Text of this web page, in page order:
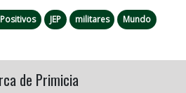
JEP militares
Mundo
de Primicia